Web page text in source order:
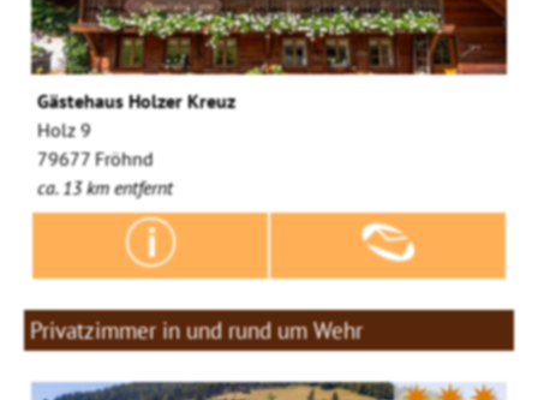
Gästehaus Holzer Kreuz
Holz 9
79677 Fröhnd
ca. 13 km entfernt
Privatzimmer in und rund um Wehr